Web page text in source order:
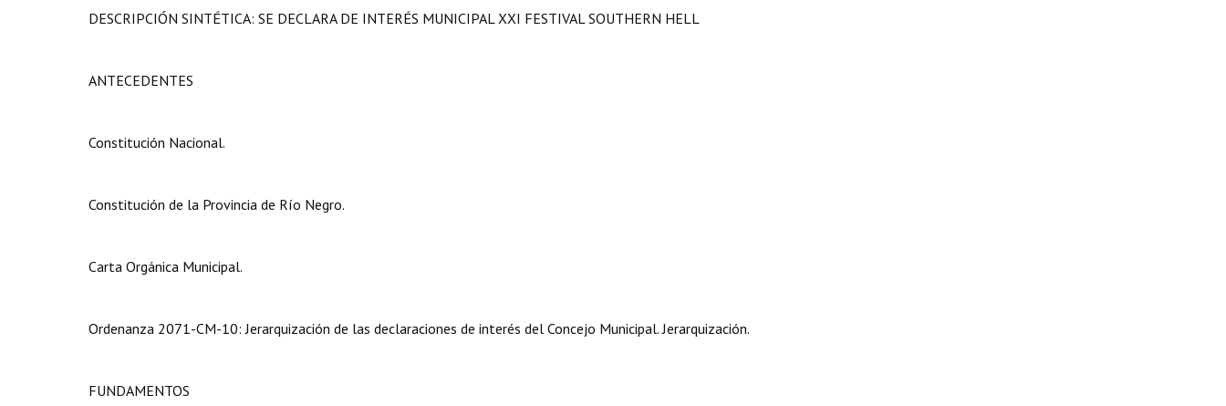
DESCRIPCIÓN SINTÉTICA: SE DECLARA DE INTERÉS MUNICIPAL XXI FESTIVAL SOUTHERN HELL
ANTECEDENTES
Constitución Nacional.
Constitución de la Provincia de Río Negro.
Carta Orgánica Municipal.
Ordenanza 2071-CM-10: Jerarquización de las declaraciones de interés del Concejo Municipal. Jerarquización.
FUNDAMENTOS